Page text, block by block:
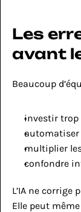
Les
avant
Beaucoup
investir trop
automatiser
multiplier
confondre
L’IA ne corrige
Elle peut